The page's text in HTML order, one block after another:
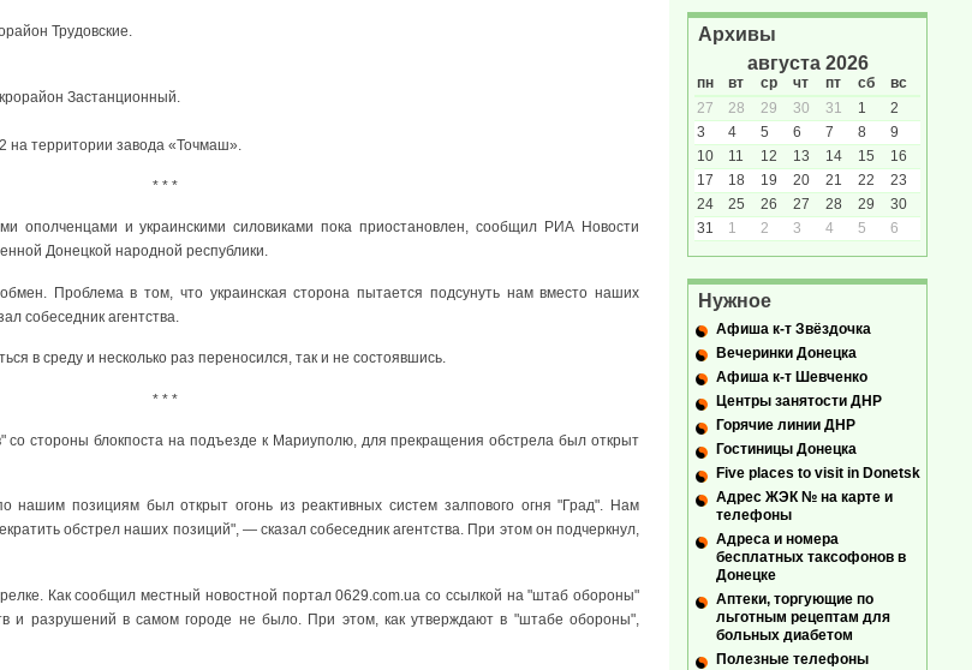
Трудовские.
Застанционный.
территории завода «Точмаш».
* * *
ополченцами и украинскими силовиками пока приостановлен, сообщил РИА Новости
Донецкой народной республики.
Проблема в том, что украинская сторона пытается подсунуть нам вместо наших
собеседник агентства.
в среду и несколько раз переносился, так и не состоявшись.
* * *
со стороны блокпоста на подъезде к Мариуполю, для прекращения обстрела был открыт
нашим позициям был открыт огонь из реактивных систем залпового огня "Град". Нам
обстрел наших позиций", — сказал собеседник агентства. При этом он подчеркнул,
Как сообщил местный новостной портал 0629.com.ua со ссылкой на "штаб обороны"
и разрушений в самом городе не было. При этом, как утверждают в "штабе обороны",
Архивы
августа 2026
пн вт ср чт пт сб
вс
27
28 29 30 31 1
2
3
4 5 6 7 8
9
10
11 12 13 14 15
16
17
18 19 20 21 22
23
24
25 26 27 28 29
30
31
1 2 3 4 5 6
Нужное
Афиша к-т Звёздочка
Вечеринки Донецка
Афиша к-т Шевченко
Центры занятости ДНР
Горячие линии ДНР
Гостиницы Донецка
Five places to visit in Donetsk
Адрес ЖЭК № на карте и
телефоны
Адреса и номера
бесплатных таксофонов в
Донецке
Аптеки, торгующие по
льготным рецептам для
больных диабетом
Полезные телефоны